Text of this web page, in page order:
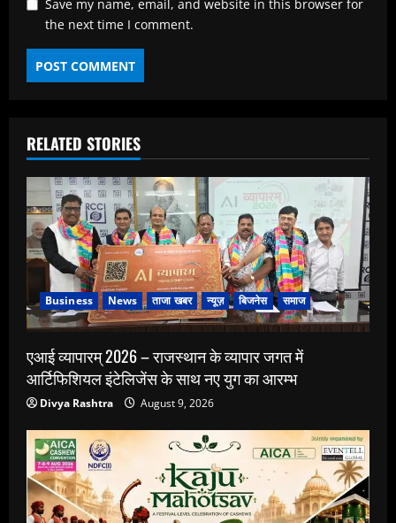
Save my name, email, and website in this browser for
the next time I comment.
RELATED STORIES
Business News ताजा खबर न्यूज़ बिजनेस समाज
एआई व्यापारम् 2026 – राजस्थान के व्यापार जगत में
आर्टिफिशियल इंटेलिजेंस के साथ नए युग का आरम्भ
Divya Rashtra August 9, 2026